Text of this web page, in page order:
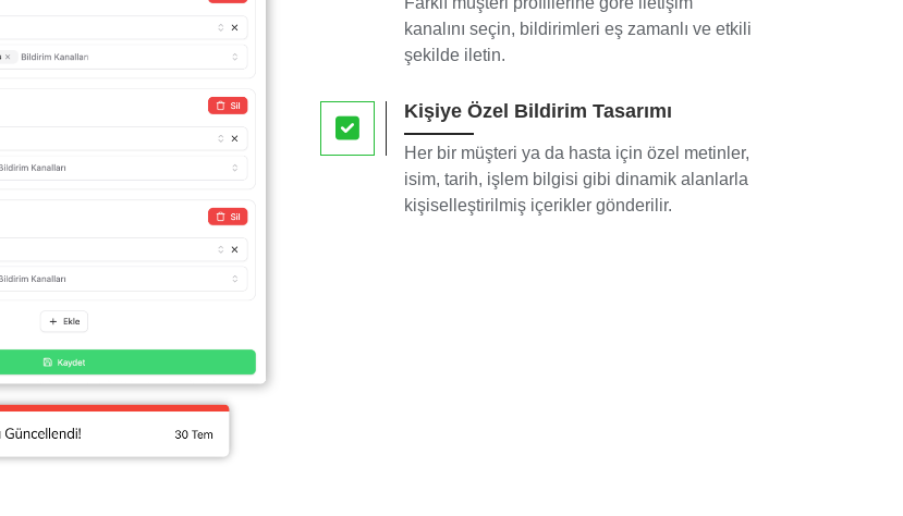
kanalını seçin, bildirimleri eş zamanlı ve etkili
şekilde iletin.
Kişiye Özel Bildirim Tasarımı
Her bir müşteri ya da hasta için özel metinler,
isim, tarih, işlem bilgisi gibi dinamik alanlarla
kişiselleştirilmiş içerikler gönderilir.